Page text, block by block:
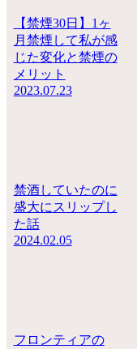
【禁煙30日】1ヶ
月禁煙して私が感
じた変化と禁煙の
メリット
2023.07.23
禁酒していたのに
盛大にスリップし
た話
2024.02.05
フロンティアの